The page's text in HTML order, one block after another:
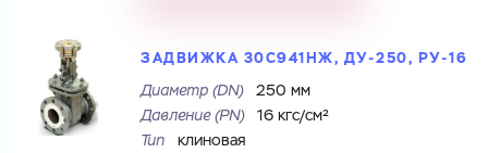
ЗАДВИЖКА 30С941НЖ, ДУ-250, РУ-16
Диаметр (DN)
250 мм
Давление (PN)
16 кгс/см²
Тип
клиновая